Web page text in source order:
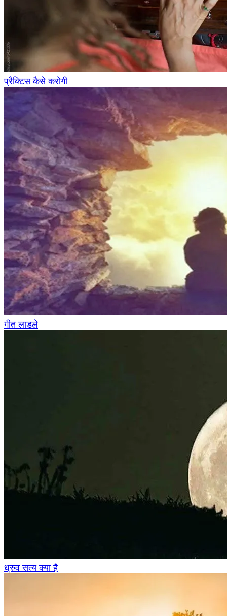
प्रैक्टिस कैसे करोगी
गीत लाडले
ध्रुव सत्य क्या है